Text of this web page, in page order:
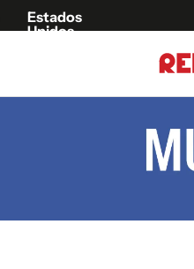
Estados
Unidos